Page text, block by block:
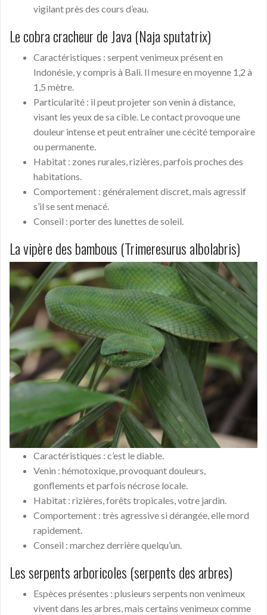
vigilant près des cours d’eau.
Le cobra cracheur de Java (Naja sputatrix)
Caractéristiques : serpent venimeux présent en
Indonésie, y compris à Bali. Il mesure en moyenne 1,2 à
1,5 mètre.
Particularité : il peut projeter son venin à distance,
visant les yeux de sa cible. Le contact provoque une
douleur intense et peut entraîner une cécité temporaire
ou permanente.
Habitat : zones rurales, rizières, parfois proches des
habitations.
Comportement : généralement discret, mais agressif
s’il se sent menacé.
Conseil : porter des lunettes de soleil.
La vipère des bambous (Trimeresurus albolabris)
Caractéristiques : c’est le diable.
Venin : hémotoxique, provoquant douleurs,
gonflements et parfois nécrose locale.
Habitat : rizières, forêts tropicales, votre jardin.
Comportement : très agressive si dérangée, elle mord
rapidement.
Conseil : marchez derrière quelqu’un.
Les serpents arboricoles (serpents des arbres)
Espèces présentes : plusieurs serpents non venimeux
vivent dans les arbres, mais certains venimeux comme